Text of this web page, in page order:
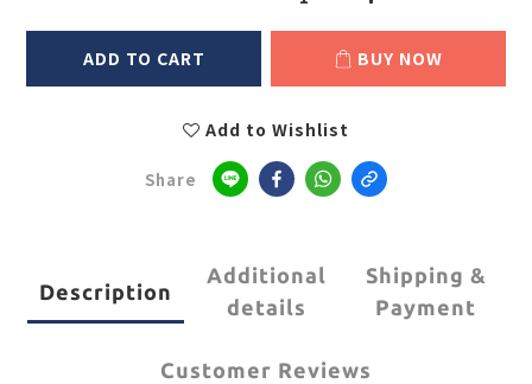
ADD TO CART BUY NOW
Add to Wishlist
Share
Description
Additional
details
Shipping &
Payment
Customer Reviews